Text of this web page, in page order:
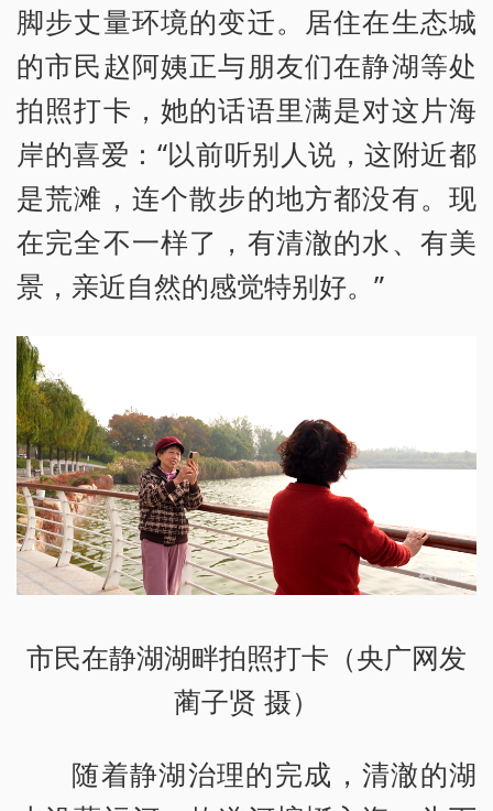
脚步丈量环境的变迁。居住在生态城
的市民赵阿姨正与朋友们在静湖等处
拍照打卡，她的话语里满是对这片海
岸的喜爱：“以前听别人说，这附近都
是荒滩，连个散步的地方都没有。现
在完全不一样了，有清澈的水、有美
景，亲近自然的感觉特别好。”
市民在静湖湖畔拍照打卡（央广网发
蔺子贤 摄）
随着静湖治理的完成，清澈的湖